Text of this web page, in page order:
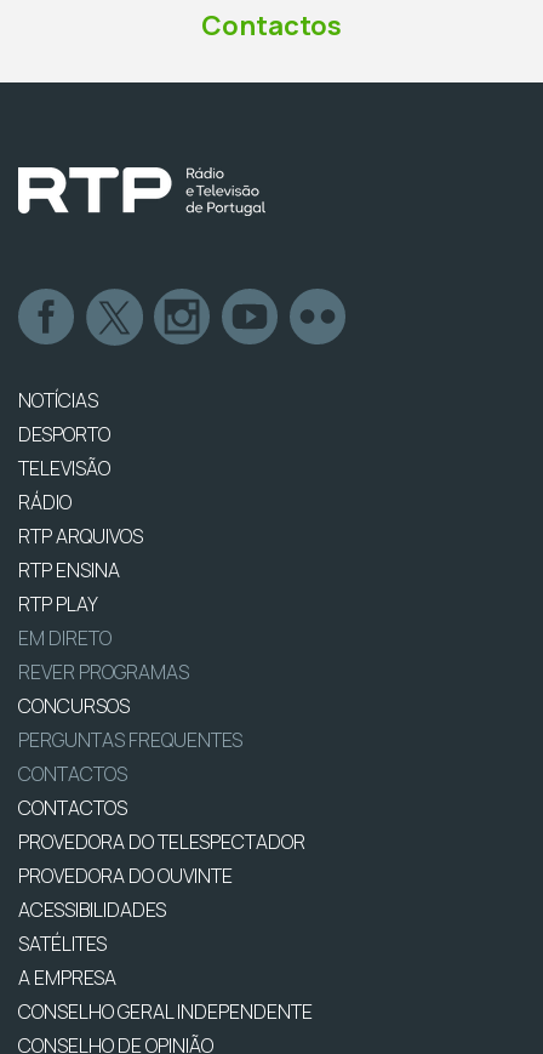
Contactos
NOTÍCIAS
DESPORTO
TELEVISÃO
RÁDIO
RTP ARQUIVOS
RTP ENSINA
RTP PLAY
EM DIRETO
REVER PROGRAMAS
CONCURSOS
PERGUNTAS FREQUENTES
CONTACTOS
CONTACTOS
PROVEDORA DO TELESPECTADOR
PROVEDORA DO OUVINTE
ACESSIBILIDADES
SATÉLITES
A EMPRESA
CONSELHO GERAL INDEPENDENTE
CONSELHO DE OPINIÃO